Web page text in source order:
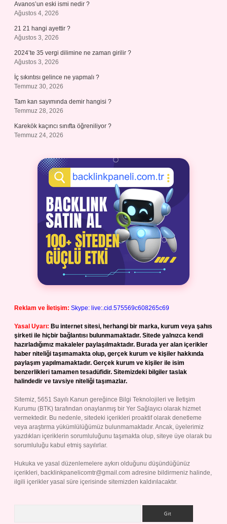
Avanos’un eski ismi nedir ?
Ağustos 4, 2026
21 21 hangi ayettir ?
Ağustos 3, 2026
2024’te 35 vergi dilimine ne zaman girilir ?
Ağustos 3, 2026
İç sıkıntısı gelince ne yapmalı ?
Temmuz 30, 2026
Tam kan sayımında demir hangisi ?
Temmuz 28, 2026
Karekök kaçıncı sınıfta öğreniliyor ?
Temmuz 24, 2026
Reklam ve İletişim: Skype: live:.cid.575569c608265c69
Yasal Uyarı: Bu internet sitesi, herhangi bir marka, kurum veya şahıs
şirketi ile hiçbir bağlantısı bulunmamaktadır. Sitede yalnızca kendi
hazırladığımız makaleler paylaşılmaktadır. Burada yer alan içerikler
haber niteliği taşımamakta olup, gerçek kurum ve kişiler hakkında
paylaşım yapılmamaktadır. Gerçek kurum ve kişiler ile isim
benzerlikleri tamamen tesadüfidir. Sitemizdeki bilgiler taslak
halindedir ve tavsiye niteliği taşımazlar.
Sitemiz, 5651 Sayılı Kanun gereğince Bilgi Teknolojileri ve İletişim
Kurumu (BTK) tarafından onaylanmış bir Yer Sağlayıcı olarak hizmet
vermektedir. Bu nedenle, sitedeki içerikleri proaktif olarak denetleme
veya araştırma yükümlülüğümüz bulunmamaktadır. Ancak, üyelerimiz
yazdıkları içeriklerin sorumluluğunu taşımakta olup, siteye üye olarak bu
sorumluluğu kabul etmiş sayılırlar.
Hukuka ve yasal düzenlemelere aykırı olduğunu düşündüğünüz
içerikleri, backlinkpanelicomtr@gmail.com adresine bildirmeniz halinde,
ilgili içerikler yasal süre içerisinde sitemizden kaldırılacaktır.